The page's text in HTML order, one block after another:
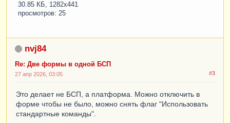
30.85 КБ, 1282x441
просмотров: 25
nvj84
Re: Две формы в одной БСП
#3
27 апр 2026, 03:05
Это делает не БСП, а платформа. Можно отключить в
форме чтобы не было, можно снять флаг "Использовать
стандартные команды".